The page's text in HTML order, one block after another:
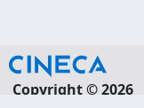
Copyright © 2026